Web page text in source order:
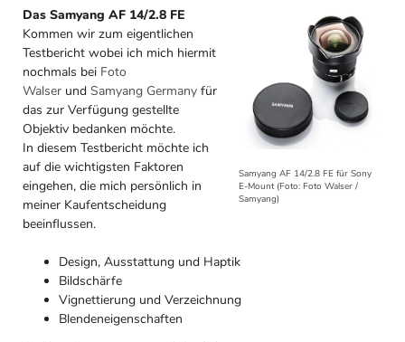
Samyang AF 14/2.8 FE für Sony
E-Mount (Foto: Foto Walser /
Samyang)
Das Samyang AF 14/2.8 FE
Kommen wir zum eigentlichen
Testbericht wobei ich mich hiermit
nochmals bei Foto
Walser und Samyang Germany für
das zur Verfügung gestellte
Objektiv bedanken möchte.
In diesem Testbericht möchte ich
auf die wichtigsten Faktoren
eingehen, die mich persönlich in
meiner Kaufentscheidung
beeinflussen.
Design, Ausstattung und Haptik
Bildschärfe
Vignettierung und Verzeichnung
Blendeneigenschaften